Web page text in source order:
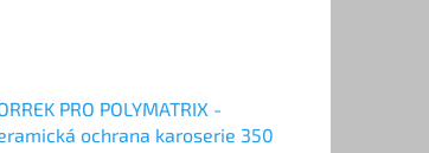
PRO POLYMATRIX -
ochrana karoserie 350